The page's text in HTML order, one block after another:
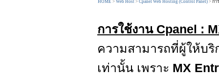
HOME > Web Host > Cpanel Web Hosting (Control Panel) > กา
การใช้งาน Cpanel :
ความสามารถที่ผู้ให้บริ
เท่านั้น เพราะ MX